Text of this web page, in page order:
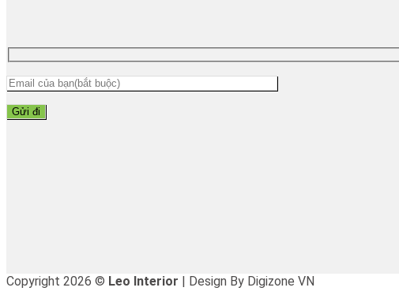
Copyright 2026 © Leo Interior | Design By Digizone VN